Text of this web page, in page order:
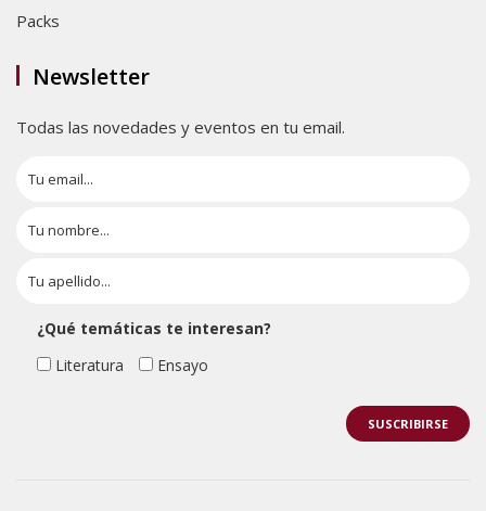
Packs
Newsletter
Todas las novedades y eventos en tu email.
¿Qué temáticas te interesan?
Literatura
Ensayo